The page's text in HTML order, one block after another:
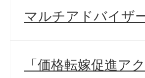
マルチアドバイザ
「価格転嫁促進ア